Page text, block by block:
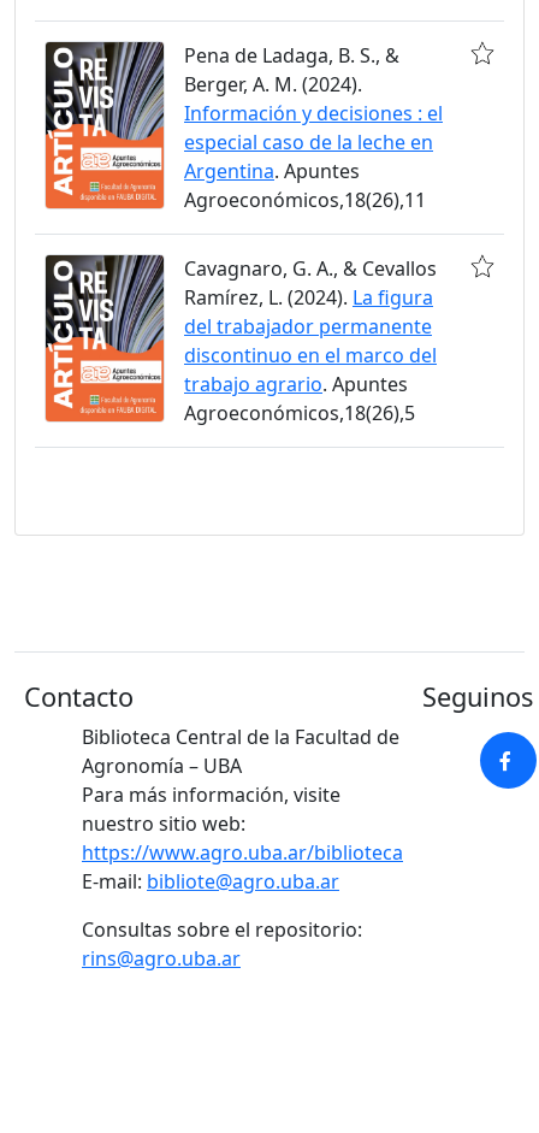
Pena de Ladaga, B. S., &
Berger, A. M. (2024).
Información y decisiones : el
especial caso de la leche en
Argentina. Apuntes
Agroeconómicos,18(26),11
Cavagnaro, G. A., & Cevallos
Ramírez, L. (2024). La figura
del trabajador permanente
discontinuo en el marco del
trabajo agrario. Apuntes
Agroeconómicos,18(26),5
Contacto
Biblioteca Central de la Facultad de
Agronomía – UBA
Para más información, visite
nuestro sitio web:
https://www.agro.uba.ar/biblioteca
E-mail: bibliote@agro.uba.ar
Consultas sobre el repositorio:
rins@agro.uba.ar